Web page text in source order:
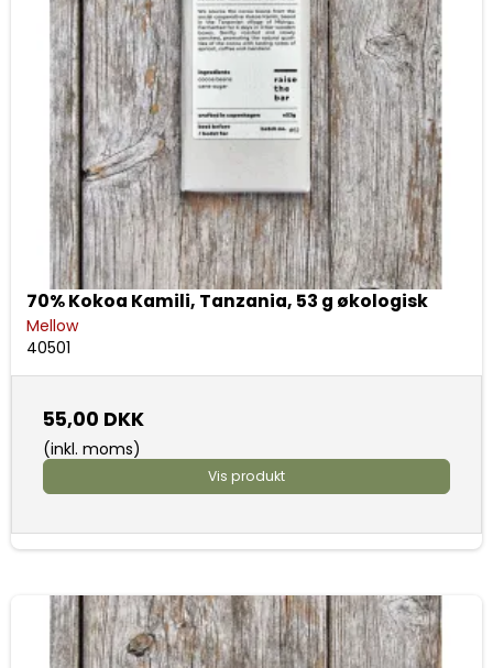
70% Kokoa Kamili, Tanzania, 53 g økologisk
Mellow
40501
55,00 DKK
(inkl. moms)
Vis produkt